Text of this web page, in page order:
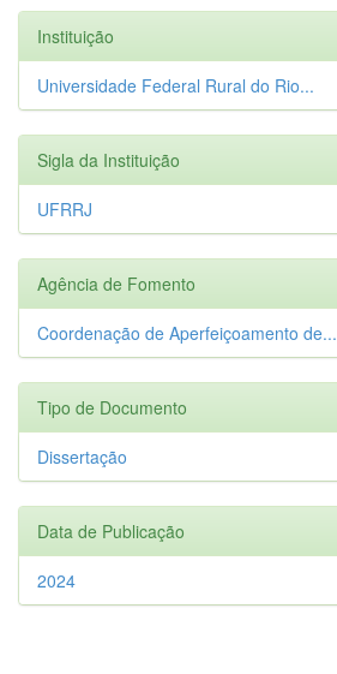
Instituição
Universidade Federal Rural do Rio...
Sigla da Instituição
UFRRJ
Agência de Fomento
Coordenação de Aperfeiçoamento de...
Tipo de Documento
Dissertação
Data de Publicação
2024